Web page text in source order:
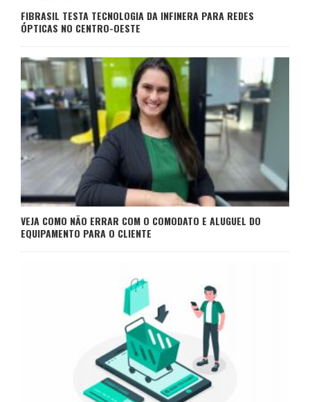
FIBRASIL TESTA TECNOLOGIA DA INFINERA PARA REDES
ÓPTICAS NO CENTRO-OESTE
VEJA COMO NÃO ERRAR COM O COMODATO E ALUGUEL DO
EQUIPAMENTO PARA O CLIENTE